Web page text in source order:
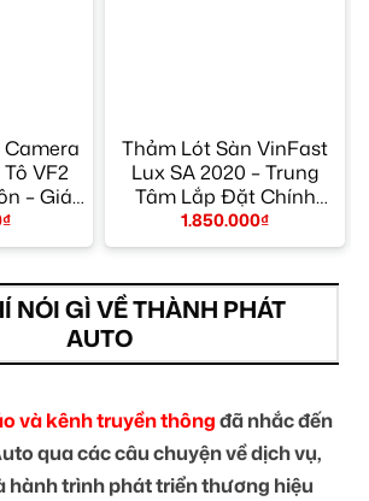
VF2
– Giá
₫
Thảm Lót Sàn VinFast
Lux SA 2020 – Trung
Tâm Lắp Đặt Chính
Hãng TPHCM
1.850.000₫
NÓI GÌ VỀ THÀNH PHÁT
AUTO
và kênh truyền thôngđã nhắc đến
qua các câu chuyện về dịch vụ,
hành trình phát triển thương hiệu